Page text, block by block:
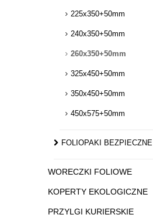
225x350+50mm
240x350+50mm
260x350+50mm
325x450+50mm
350x450+50mm
450x575+50mm
FOLIOPAKI BEZPIECZNE
WORECZKI FOLIOWE
KOPERTY EKOLOGICZNE
PRZYLGI KURIERSKIE